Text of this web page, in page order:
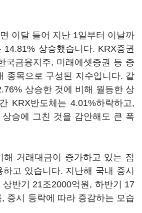
이달 들어 지난 1일부터 이날까
14.81% 상승했습니다. KRX증권
국금융지주, 미래에셋증권 등 증
종목으로 구성된 지수입니다. 같
상승한 것에 비해 월등한 상
KRX반도체는 4.01%하락하고,
승에 그친 것을 감안해도 큰 폭
해 거래대금이 증가하고 있는 점
고 있습니다. 지난해 국내 증시
반기 21조2000억원, 하반기 17
증시 등락에 따라 증감하는 모습